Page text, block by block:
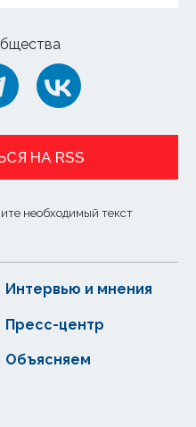
НА RSS
необходимый текст
Интервью и мнения
Пресс-центр
Объясняем